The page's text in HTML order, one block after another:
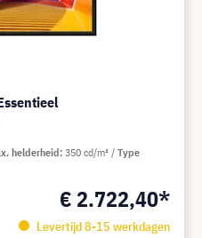
€ 2.722,40*
Levertijd 8-15 werkdagen
helderheid 350 cd/m²
Type